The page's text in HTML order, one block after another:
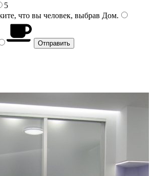
5
что вы человек, выбрав Дом.